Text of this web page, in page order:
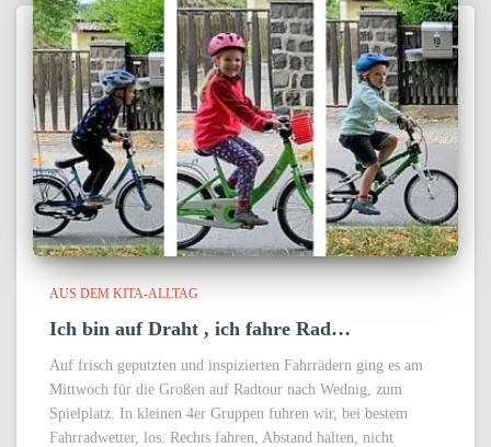
AUS DEM KITA-ALLTAG
Ich bin auf Draht , ich fahre Rad…
Auf frisch geputzten und inspizierten Fahrrädern ging es am
Mittwoch für die Großen auf Radtour nach Wednig, zum
Spielplatz. In kleinen 4er Gruppen fuhren wir, bei bestem
Fahrradwetter, los. Rechts fahren, Abstand halten, nicht